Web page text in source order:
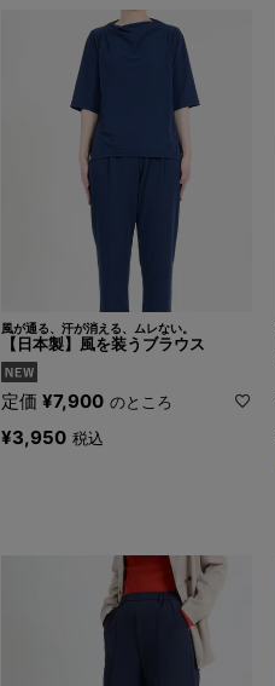
風が通る、汗が消える、ムレない。
【日本製】風を装うブラウス
定価 ¥7,900 のところ
¥3,950 税込